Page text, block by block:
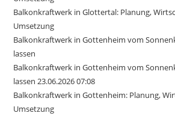
Balkonkraftwerk in Glottertal: Planung,
Umsetzung
Balkonkraftwerk in Gottenheim vom
lassen
Balkonkraftwerk in Gottenheim vom
lassen 23.06.2026 07:08
Balkonkraftwerk in Gottenheim: Planung,
Umsetzung